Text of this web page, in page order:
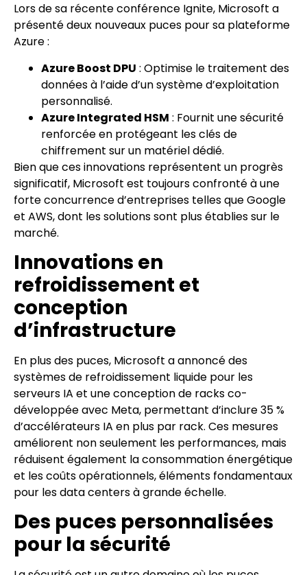
Lors de sa récente conférence Ignite, Microsoft a
présenté deux nouveaux puces pour sa plateforme
Azure :
Azure Boost DPU : Optimise le traitement des
données à l’aide d’un système d’exploitation
personnalisé.
Azure Integrated HSM : Fournit une sécurité
renforcée en protégeant les clés de
chiffrement sur un matériel dédié.
Bien que ces innovations représentent un progrès
significatif, Microsoft est toujours confronté à une
forte concurrence d’entreprises telles que Google
et AWS, dont les solutions sont plus établies sur le
marché.
Innovations en
refroidissement et
conception
d’infrastructure
En plus des puces, Microsoft a annoncé des
systèmes de refroidissement liquide pour les
serveurs IA et une conception de racks co-
développée avec Meta, permettant d’inclure 35 %
d’accélérateurs IA en plus par rack. Ces mesures
améliorent non seulement les performances, mais
réduisent également la consommation énergétique
et les coûts opérationnels, éléments fondamentaux
pour les data centers à grande échelle.
Des puces personnalisées
pour la sécurité